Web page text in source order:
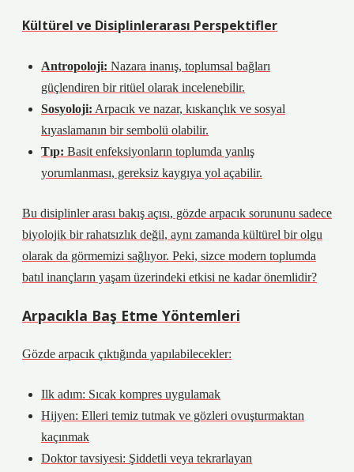
Kültürel ve Disiplinlerarası Perspektifler
Antropoloji: Nazara inanış, toplumsal bağları
güçlendiren bir ritüel olarak incelenebilir.
Sosyoloji: Arpacık ve nazar, kıskançlık ve sosyal
kıyaslamanın bir sembolü olabilir.
Tıp: Basit enfeksiyonların toplumda yanlış
yorumlanması, gereksiz kaygıya yol açabilir.
Bu disiplinler arası bakış açısı, gözde arpacık sorununu sadece
biyolojik bir rahatsızlık değil, aynı zamanda kültürel bir olgu
olarak da görmemizi sağlıyor. Peki, sizce modern toplumda
batıl inançların yaşam üzerindeki etkisi ne kadar önemlidir?
Arpacıkla Baş Etme Yöntemleri
Gözde arpacık çıktığında yapılabilecekler:
Ilk adım: Sıcak kompres uygulamak
Hijyen: Elleri temiz tutmak ve gözleri ovuşturmaktan
kaçınmak
Doktor tavsiyesi: Şiddetli veya tekrarlayan